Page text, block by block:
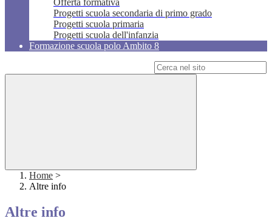
Offerta formativa
Progetti scuola secondaria di primo grado
Progetti scuola primaria
Progetti scuola dell'infanzia
Formazione scuola polo Ambito 8
Home >
Altre info
Altre info